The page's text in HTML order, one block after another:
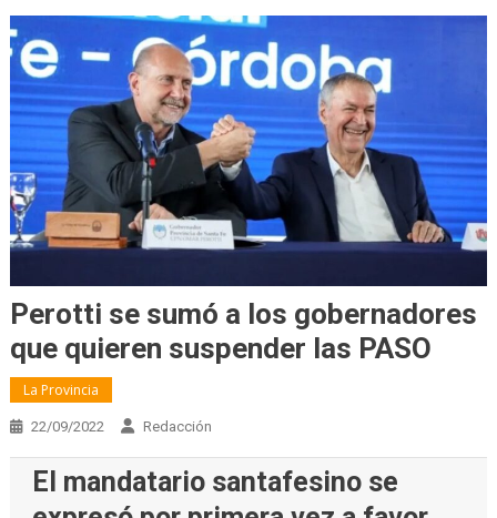
Perotti se sumó a los gobernadores
que quieren suspender las PASO
La Provincia
22/09/2022 Redacción
El mandatario santafesino se